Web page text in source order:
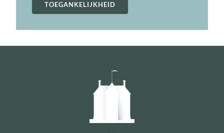
TOEGANKELIJKHEID